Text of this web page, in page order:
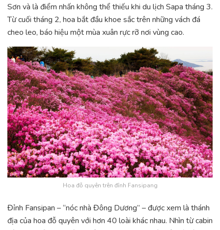
Sơn và là điểm nhấn không thể thiếu khi du lịch Sapa tháng 3.
Từ cuối tháng 2, hoa bắt đầu khoe sắc trên những vách đá
cheo leo, báo hiệu một mùa xuân rực rỡ nơi vùng cao.
Hoa đỗ quyên trên đỉnh Fansipang
Đỉnh Fansipan – “nóc nhà Đông Dương” – được xem là thánh
địa của hoa đỗ quyên với hơn 40 loài khác nhau. Nhìn từ cabin